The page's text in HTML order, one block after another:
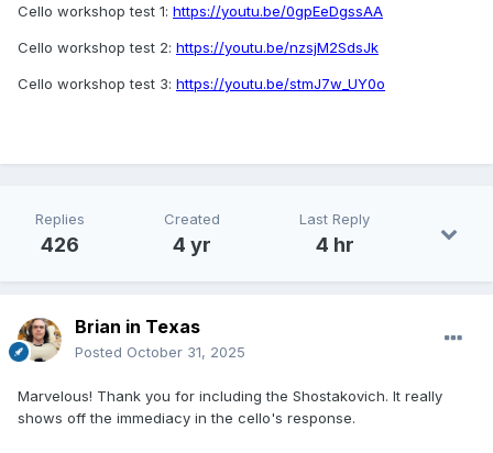
Cello workshop test 1: https://youtu.be/0gpEeDgssAA
Cello workshop test 2: https://youtu.be/nzsjM2SdsJk
Cello workshop test 3: https://youtu.be/stmJ7w_UY0o
Replies
426
Created
4 yr
Last Reply
4 hr
Brian in Texas
Posted October 31, 2025
Marvelous! Thank you for including the Shostakovich. It really
shows off the immediacy in the cello's response.